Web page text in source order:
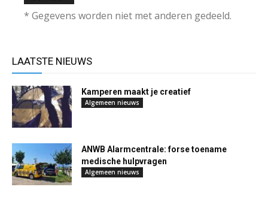
* Gegevens worden niet met anderen gedeeld.
LAATSTE NIEUWS
Kamperen maakt je creatief
Algemeen nieuws
ANWB Alarmcentrale: forse toename
medische hulpvragen
Algemeen nieuws